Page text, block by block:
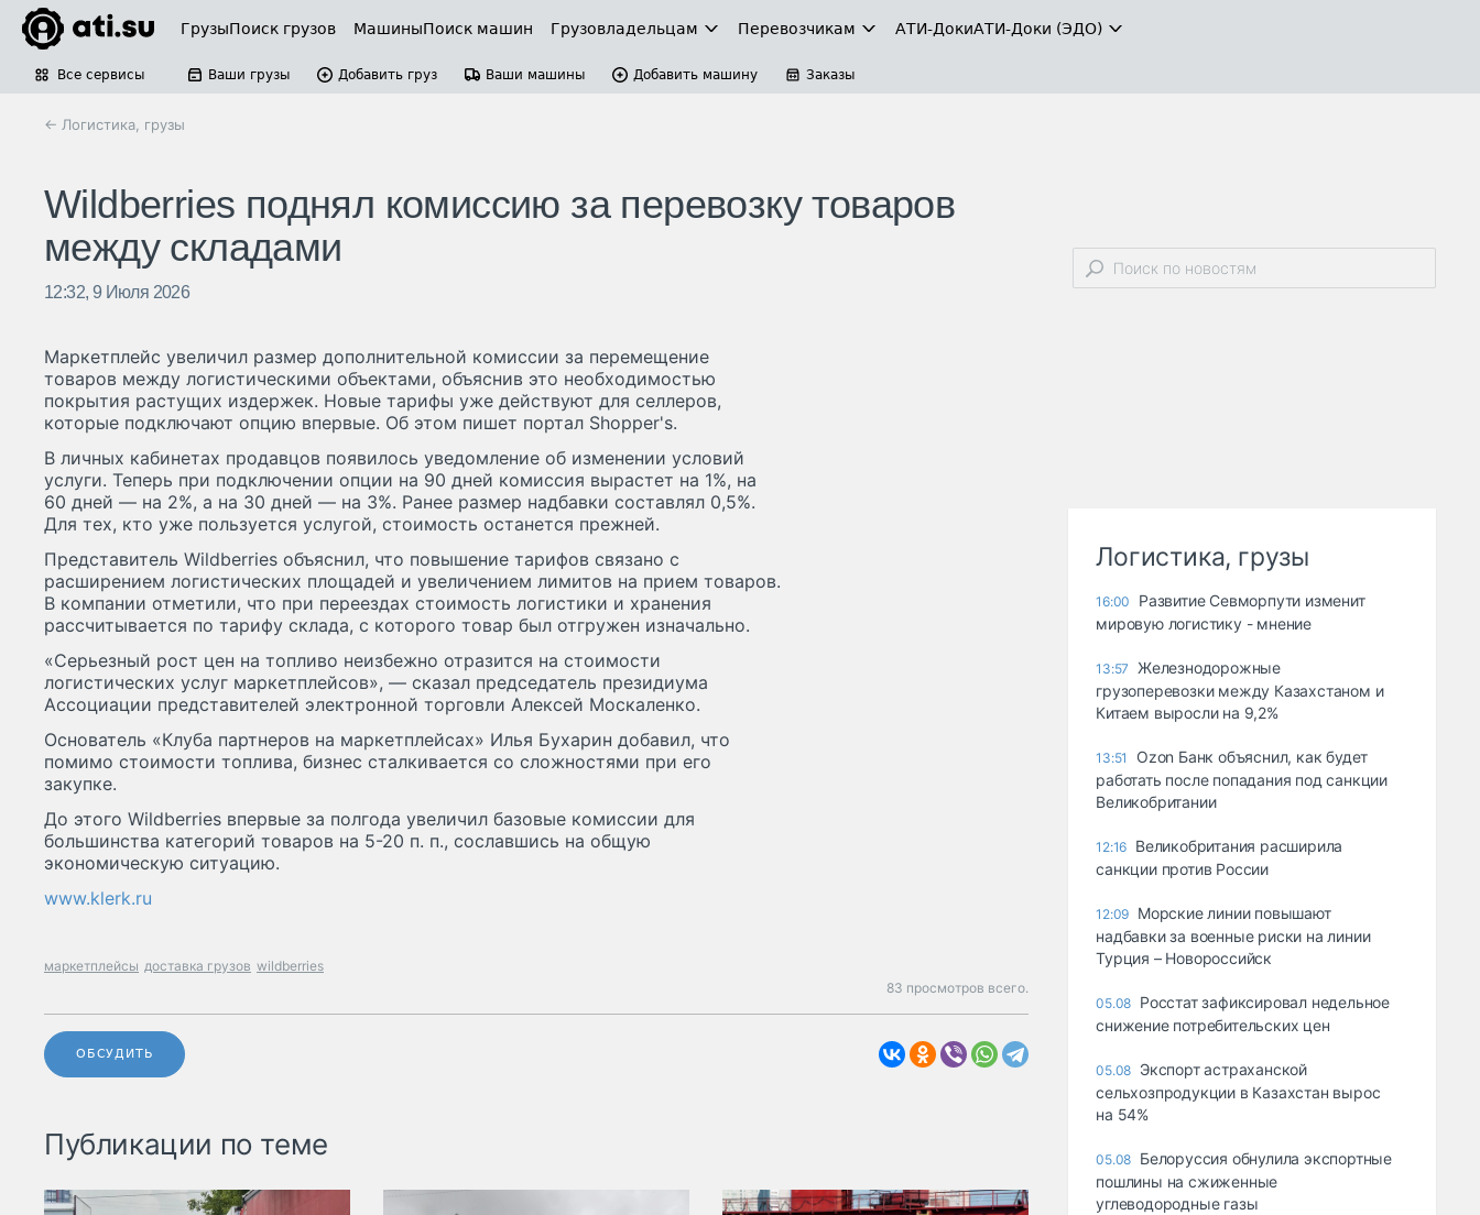
ГрузыПоиск грузов МашиныПоиск машин Грузовладельцам Перевозчикам АТИ-ДокиАТИ-Доки (ЭДО)
Все сервисы Ваши грузы Добавить груз Ваши машины Добавить машину Заказы
← Логистика, грузы
Wildberries поднял комиссию за перевозку товаров
между складами
12:32, 9 Июля 2026
Маркетплейс увеличил размер дополнительной комиссии за перемещение
товаров между логистическими объектами, объяснив это необходимостью
покрытия растущих издержек. Новые тарифы уже действуют для селлеров,
которые подключают опцию впервые. Об этом пишет портал Shopper's.
В личных кабинетах продавцов появилось уведомление об изменении условий
услуги. Теперь при подключении опции на 90 дней комиссия вырастет на 1%, на
60 дней — на 2%, а на 30 дней — на 3%. Ранее размер надбавки составлял 0,5%.
Для тех, кто уже пользуется услугой, стоимость останется прежней.
Представитель Wildberries объяснил, что повышение тарифов связано с
расширением логистических площадей и увеличением лимитов на прием товаров.
В компании отметили, что при переездах стоимость логистики и хранения
рассчитывается по тарифу склада, с которого товар был отгружен изначально.
«Серьезный рост цен на топливо неизбежно отразится на стоимости
логистических услуг маркетплейсов», — сказал председатель президиума
Ассоциации представителей электронной торговли Алексей Москаленко.
Основатель «Клуба партнеров на маркетплейсах» Илья Бухарин добавил, что
помимо стоимости топлива, бизнес сталкивается со сложностями при его
закупке.
До этого Wildberries впервые за полгода увеличил базовые комиссии для
большинства категорий товаров на 5-20 п. п., сославшись на общую
экономическую ситуацию.
www.klerk.ru
маркетплейсы доставка грузов wildberries
83 просмотров всего.
ОБСУДИТЬ
Публикации по теме
Логистика, грузы
16:00
Развитие Севморпути изменит
мировую логистику - мнение
13:57
Железнодорожные
грузоперевозки между Казахстаном и
Китаем выросли на 9,2%
13:51
Ozon Банк объяснил, как будет
работать после попадания под санкции
Великобритании
12:16 Великобритания расширила
санкции против России
12:09 Морские линии повышают
надбавки за военные риски на линии
Турция – Новороссийск
05.08 Росстат зафиксировал недельное
снижение потребительских цен
05.08 Экспорт астраханской
сельхозпродукции в Казахстан вырос
на 54%
05.08 Белоруссия обнулила экспортные
пошлины на сжиженные
углеводородные газы